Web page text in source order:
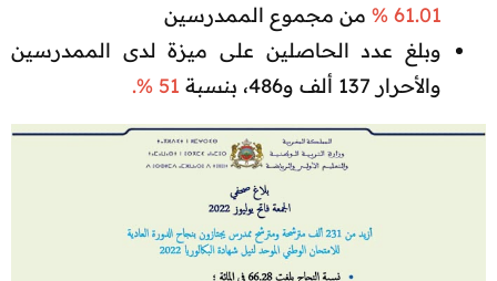
61.01 %
من مجموع الممدرسين​
وبلغ عدد الحاصلين على ميزة لدى الممدرسين
والأحرار 137 ألف و486، بنسبة
51 %.